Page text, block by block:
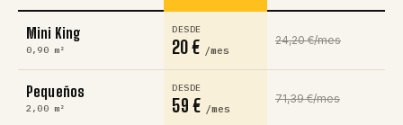
Mini King
0,90 m²
DESDE
20 € /mes
24,20 €/mes
Pequeños
2,00 m²
DESDE
59 € /mes
71,39 €/mes